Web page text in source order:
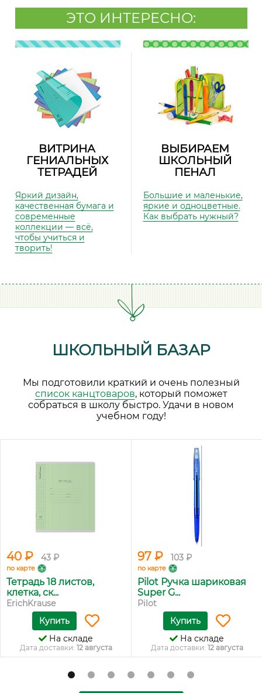
ЭТО ИНТЕРЕСНО:
ВИТРИНА
ГЕНИАЛЬНЫХ
ТЕТРАДЕЙ
Яркий дизайн,
качественная бумага и
современные
коллекции — всё,
чтобы учиться и
творить!
ВЫБИРАЕМ
ШКОЛЬНЫЙ
ПЕНАЛ
Большие и маленькие,
яркие и одноцветные.
Как выбрать нужный?
ШКОЛЬНЫЙ БАЗАР
Мы подготовили краткий и очень полезный
список канцтоваров, который поможет
собраться в школу быстро. Удачи в новом
учебном году!
40 ₽ 43 ₽
по карте
Тетрадь 18 листов,
клетка, ск...
ErichKrause
Купить
На складе
Дата доставки: 12 августа
97 ₽ 103 ₽
по карте
Pilot Ручка шариковая
Super G...
Pilot
Купить
На складе
Дата доставки: 12 августа